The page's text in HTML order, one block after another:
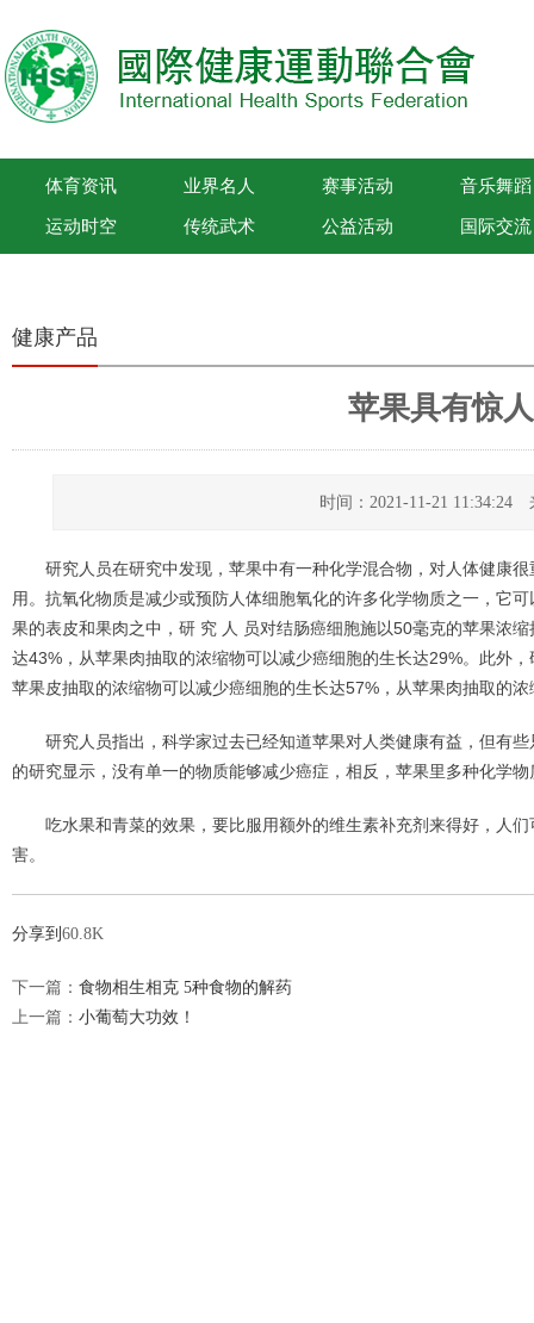
体育资讯 业界名人 赛事活动 音乐舞蹈
运动时空 传统武术 公益活动 国际交流
健康产品
苹果具有惊
时间：2021-11-21
研究人员在研究中发现，苹果中有一种化学混合物，对人体健康
用。抗氧化物质是减少或预防人体细胞氧化的许多化学物质之一，它
果的表皮和果肉之中，研 究 人 员对结肠癌细胞施以50毫克的苹果浓
达43%，从苹果肉抽取的浓缩物可以减少癌细胞的生长达29%。此外
苹果皮抽取的浓缩物可以减少癌细胞的生长达57%，从苹果肉抽取的
研究人员指出，科学家过去已经知道苹果对人类健康有益，但有
的研究显示，没有单一的物质能够减少癌症，相反，苹果里多种化学
吃水果和青菜的效果，要比服用额外的维生素补充剂来得好，人
害。
分享到 60.8K
下一篇： 食物相生相克 5种食物的解药
上一篇： 小葡萄大功效！